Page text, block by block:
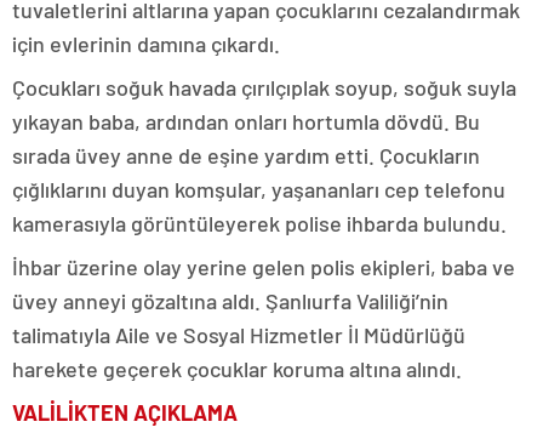
tuvaletlerini altlarına yapan çocuklarını cezalandırmak
için evlerinin damına çıkardı.
Çocukları soğuk havada çırılçıplak soyup, soğuk suyla
yıkayan baba, ardından onları hortumla dövdü. Bu
sırada üvey anne de eşine yardım etti. Çocukların
çığlıklarını duyan komşular, yaşananları cep telefonu
kamerasıyla görüntüleyerek polise ihbarda bulundu.
İhbar üzerine olay yerine gelen polis ekipleri, baba ve
üvey anneyi gözaltına aldı. Şanlıurfa Valiliği’nin
talimatıyla Aile ve Sosyal Hizmetler İl Müdürlüğü
harekete geçerek çocuklar koruma altına alındı.
VALİLİKTEN AÇIKLAMA